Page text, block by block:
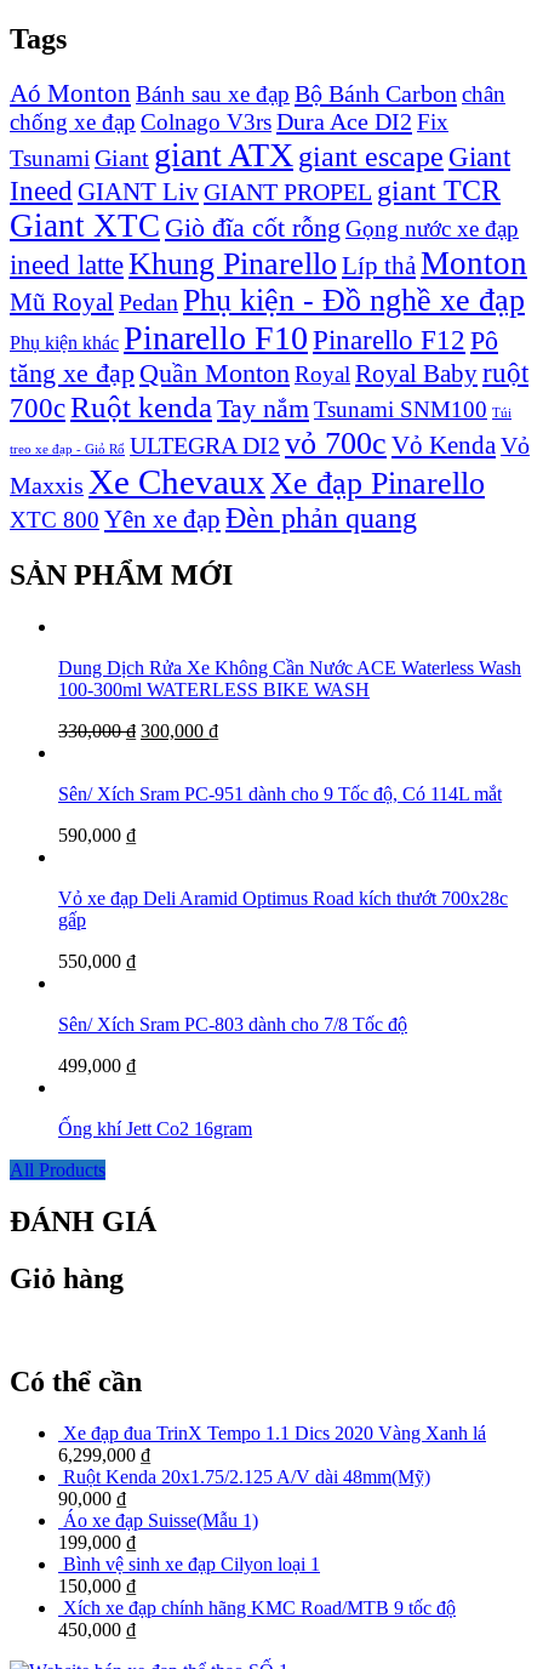
Tags
Aó Monton Bánh sau xe đạp Bộ Bánh Carbon chân
chống xe đạp Colnago V3rsDura Ace DI2 Fix
TsunamiGiant giant ATXgiant escape Giant
IneedGIANT LivGIANT PROPEL giant TCR
Giant XTC Giò đĩa cốt rỗng Gọng nước xe đạp
ineed latteKhung Pinarello Líp thảMonton
Mũ Royal Pedan Phụ kiện - Đồ nghề xe đạp
Phụ kiện khác Pinarello F10Pinarello F12 Pô
tăng xe đạp Quần MontonRoyalRoyal Babyruột
700cRuột kendaTay nắmTsunami SNM100 Túi
treo xe đạp - Giỏ Rổ ULTEGRA DI2 vỏ 700c Vỏ KendaVỏ
Maxxis Xe ChevauxXe đạp Pinarello
XTC 800 Yên xe đạp Đèn phản quang
SẢN PHẨM MỚI
Dung Dịch Rửa Xe Không Cần Nước ACE Waterless Wash
100-300ml WATERLESS BIKE WASH
330,000₫ 300,000 ₫
Sên/ Xích Sram PC-951 dành cho 9 Tốc độ, Có 114L mắt
590,000 ₫
Vỏ xe đạp Deli Aramid Optimus Road kích thướt 700x28c
gấp
550,000 ₫
Sên/ Xích Sram PC-803 dành cho 7/8 Tốc độ
499,000 ₫
Ống khí Jett Co2 16gram
All Products
ĐÁNH GIÁ
Giỏ hàng
Có thể cần
Xe đạp đua TrinX Tempo 1.1 Dics 2020 Vàng Xanh lá
6,299,000 ₫
Ruột Kenda 20x1.75/2.125 A/V dài 48mm(Mỹ)
90,000 ₫
Áo xe đạp Suisse(Mẫu 1)
199,000 ₫
Bình vệ sinh xe đạp Cilyon loại 1
150,000 ₫
Xích xe đạp chính hãng KMC Road/MTB 9 tốc độ
450,000 ₫